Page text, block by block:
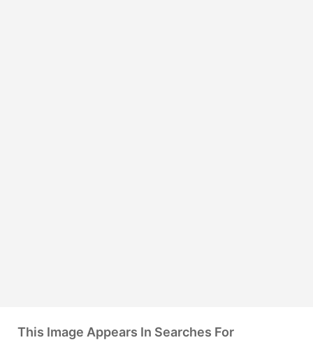
This Image Appears In Searches For